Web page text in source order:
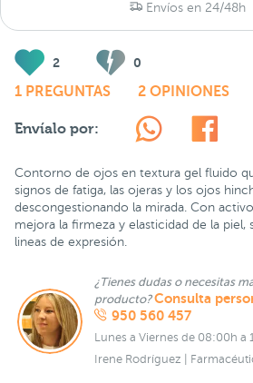
Envíos en 24/48h
2 0
1 PREGUNTAS 2 OPINIONES
Envíalo por:
Contorno de ojos en textura gel fluido
signos de fatiga, las ojeras y los ojos
descongestionando la mirada. Con
mejora la firmeza y elasticidad de la piel,
lineas de expresión.
¿Tienes dudas o necesitas
producto?Consulta
950 560 457
Lunes a Viernes de 08:00h a
Irene Rodríguez |